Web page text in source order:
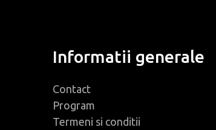
Informatii generale
Contact
Program
Termeni si conditii